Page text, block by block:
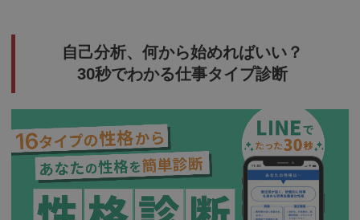
自己分析、何から始めればいい？
30秒でわかる仕事タイプ診断